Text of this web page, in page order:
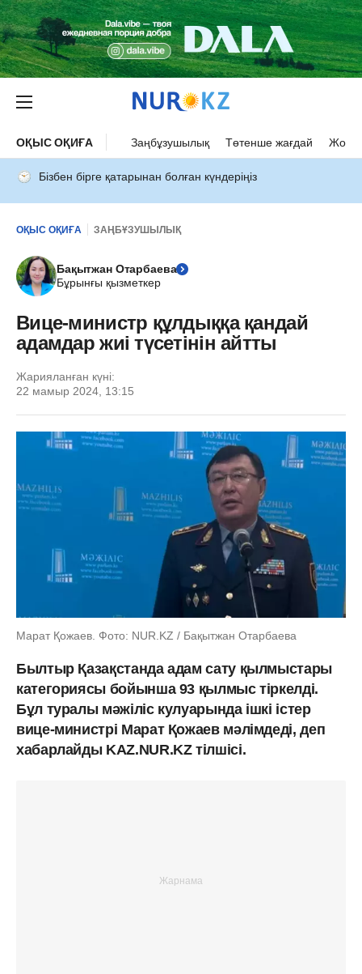
ОҚЫС ОҚИҒА Заңбұзушылық Төтенше жағдай Жол
Бізбен бірге қатарынан болған күндеріңіз
ОҚЫС ОҚИҒА ЗАҢБҰЗУШЫЛЫҚ
Бақытжан Отарбаева
Бұрынғы қызметкер
Вице-министр құлдыққа қандай
адамдар жиі түсетінін айтты
Жарияланған күні:
22 мамыр 2024, 13:15
Марат Қожаев. Фото: NUR.KZ / Бақытжан Отарбаева
Былтыр Қазақстанда адам сату қылмыстары
категориясы бойынша 93 қылмыс тіркелді.
Бұл туралы мәжіліс кулуарында ішкі істер
вице-министрі Марат Қожаев мәлімдеді, деп
хабарлайды KAZ.NUR.KZ тілшісі.